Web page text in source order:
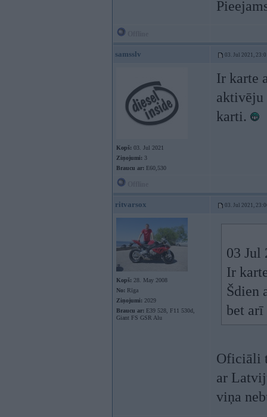
samsslv 03. Jul 2021,
Kopš: 03. Jul 2021
Ziņojumi: 3
Braucu ar: E60,530
Ir karte
aktivēju
karti.
ritvarsox 03. Jul 2021,
Kopš: 28. May 2008
No: Rīga
Ziņojumi: 2029
Braucu ar: E39 528, F11 530d,
Giant FS GSR Alu
03 Jul
Ir
Šdien
bet
Oficiāli
ar
viņa